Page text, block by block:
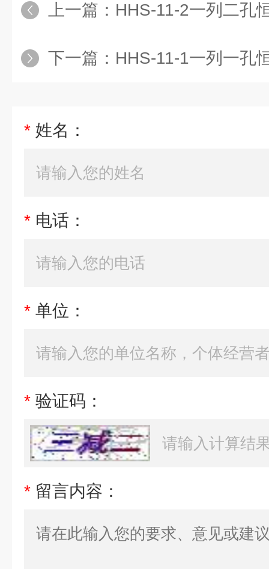
上一篇： HHS-11-2一列二孔恒温
下一篇： HHS-11-1一列一孔恒温
* 姓名：
* 电话：
* 单位：
* 验证码：
* 留言内容：